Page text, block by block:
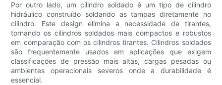
Por outro lado, um cilindro soldado é um tipo de cilindro
hidráulico construído soldando as tampas diretamente no
cilindro. Este design elimina a necessidade de tirantes,
tornando os cilindros soldados mais compactos e robustos
em comparação com os cilindros tirantes. Cilindros soldados
são frequentemente usados ​​em aplicações que exigem
classificações de pressão mais altas, cargas pesadas ou
ambientes operacionais severos onde a durabilidade é
essencial.